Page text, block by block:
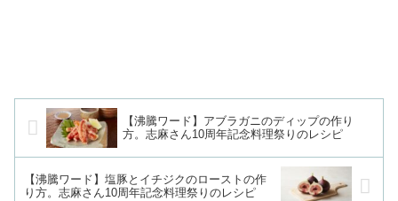
【沸騰ワード】アブラガニのディップの作り
方。志麻さん10周年記念料理祭りのレシピ
【沸騰ワード】塩豚とイチジクのローストの作
り方。志麻さん10周年記念料理祭りのレシピ